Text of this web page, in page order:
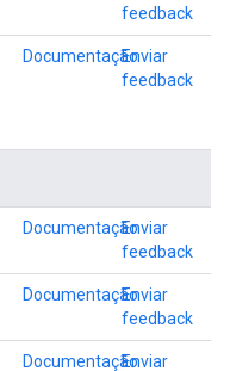
feedback
DocumentaçãoEnviar
feedback
DocumentaçãoEnviar
feedback
DocumentaçãoEnviar
feedback
DocumentaçãoEnviar